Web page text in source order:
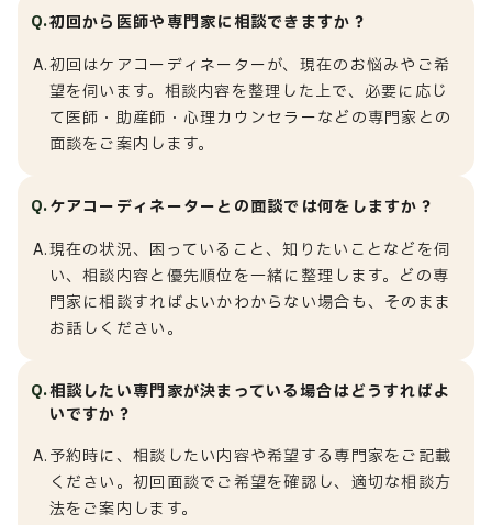
Q.初回から医師や専門家に相談できますか？
A.初回はケアコーディネーターが、現在のお悩みやご希
望を伺います。相談内容を整理した上で、必要に応じ
て医師・助産師・心理カウンセラーなどの専門家との
面談をご案内します。
Q.ケアコーディネーターとの面談では何をしますか？
A.現在の状況、困っていること、知りたいことなどを伺
い、相談内容と優先順位を一緒に整理します。どの専
門家に相談すればよいかわからない場合も、そのまま
お話しください。
Q.相談したい専門家が決まっている場合はどうすればよ
いですか？
A.予約時に、相談したい内容や希望する専門家をご記載
ください。初回面談でご希望を確認し、適切な相談方
法をご案内します。